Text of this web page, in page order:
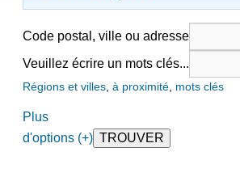
Code postal, ville ou adresse
Veuillez écrire un mots clés...
Régions et villes à proximité mots clés
Plus
d'options (+)